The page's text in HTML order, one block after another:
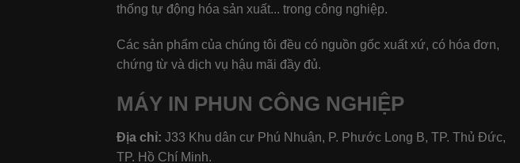
thống tự động hóa sản xuất... trong công nghiệp.
Các sản phẩm của chúng tôi đều có nguồn gốc xuất xứ, có hóa đơn,
chứng từ và dịch vụ hậu mãi đầy đủ.
MÁY IN PHUN CÔNG NGHIỆP
Địa chỉ: J33 Khu dân cư Phú Nhuận, P. Phước Long B, TP. Thủ Đức,
TP. Hồ Chí Minh.